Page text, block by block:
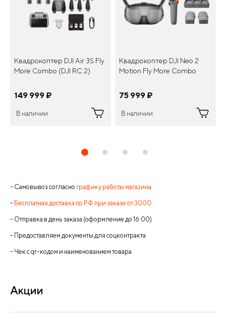
Квадрокоптер DJI Air 3S Fly
More Combo (DJI RC 2)
149 999 ¤
В наличии
Квадрокоптер DJI Neo 2
Motion Fly More Combo
75 999 ¤
В наличии
- Самовывоз согласно графику работы магазина
- Бесплатная доставка по РФ при заказе от 3000
- Отправка в день заказа (оформление до 16:00)
- Предоставляем документы для соцконтракта
- Чек с qr-кодом и наименованием товара
Акции